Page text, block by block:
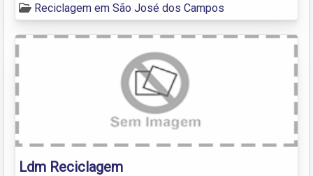
Reciclagem em São José dos Campos
Ldm Reciclagem